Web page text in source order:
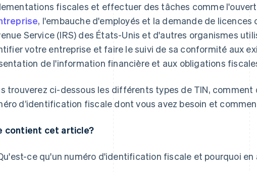
fiscales et effectuer des tâches comme
, l'embauche d'employés et la demande de licences
Service (IRS) des États-Unis et d'autres organismes
votre entreprise et faire le suivi de sa conformité aux
de l'information financière et aux obligations
trouverez ci-dessous les différents types de TIN,
d’identification fiscale dont vous avez besoin et
contient cet article?
ce qu'un numéro d'identification fiscale et pourquoi en